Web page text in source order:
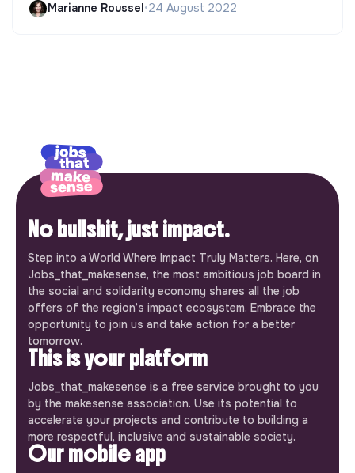
Marianne Roussel•24 August 2022
No bullshit, just impact.
Step into a World Where Impact Truly Matters. Here, on
Jobs_that_makesense, the most ambitious job board in
the social and solidarity economy shares all the job
offers of the region’s impact ecosystem. Embrace the
opportunity to join us and take action for a better
tomorrow.
This is your platform
Jobs_that_makesense is a free service brought to you
by the makesense association. Use its potential to
accelerate your projects and contribute to building a
more respectful, inclusive and sustainable society.
Our mobile app